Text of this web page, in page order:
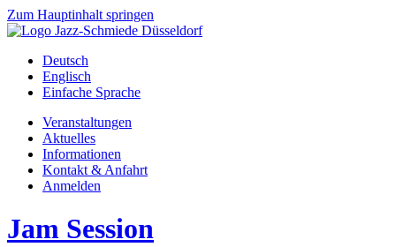
Zum Hauptinhalt springen
Deutsch
Englisch
Einfache Sprache
Veranstaltungen
Aktuelles
Informationen
Kontakt & Anfahrt
Anmelden
Jam Session